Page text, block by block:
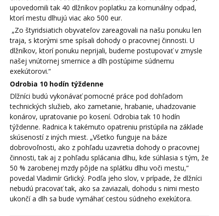
upovedomili tak 40 dlžníkov poplatku za komunálny odpad,
ktorí mestu dlhujú viac ako 500 eur.
„Zo štyridsiatich obyvateľov zareagovali na našu ponuku len
traja, s ktorými sme spísali dohody o pracovnej činnosti. U
dlžníkov, ktorí ponuku neprijali, budeme postupovať v zmysle
našej vnútornej smernice a dlh postúpime súdnemu
exekútorovi.“
Odrobia 10 hodín týždenne
Dlžníci budú vykonávať pomocné práce pod dohľadom
technických služieb, ako zametanie, hrabanie, uhadzovanie
konárov, upratovanie po kosení. Odrobia tak 10 hodín
týždenne. Radnica k takémuto opatreniu pristúpila na základe
skúseností z iných miest. „Všetko funguje na báze
dobrovoľnosti, ako z pohľadu uzavretia dohody o pracovnej
činnosti, tak aj z pohľadu splácania dlhu, kde súhlasia s tým, že
50 % zarobenej mzdy pôjde na splátku dlhu voči mestu,“
povedal Vladimír Grlický. Podľa jeho slov, v prípade, že dlžníci
nebudú pracovať tak, ako sa zaviazali, dohodu s nimi mesto
ukončí a dlh sa bude vymáhať cestou súdneho exekútora.